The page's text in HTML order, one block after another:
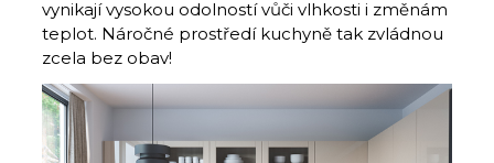
vynikají vysokou odolností vůči vlhkosti i změnám
teplot. Náročné prostředí kuchyně tak zvládnou
zcela bez obav!